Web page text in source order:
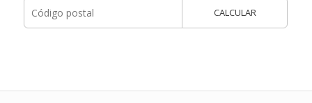
CALCULAR